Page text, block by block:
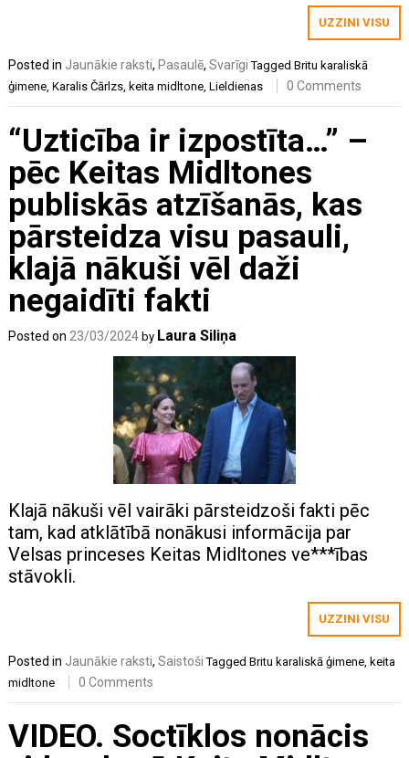
UZZINI VISU
Posted in Jaunākie raksti, Pasaulē,Svarīgi TaggedBritu karaliskā
ģimene,Karalis Čārlzs, keita midltone,Lieldienas 0 Comments
“Uzticība ir izpostīta…” –
pēc Keitas Midltones
publiskās atzīšanās, kas
pārsteidza visu pasauli,
klajā nākuši vēl daži
negaidīti fakti
Posted on 23/03/2024 by Laura Siliņa
Klajā nākuši vēl vairāki pārsteidzoši fakti pēc
tam, kad atklātībā nonākusi informācija par
Velsas princeses Keitas Midltones ve***ības
stāvokli.
UZZINI VISU
Posted in Jaunākie raksti,Saistoši TaggedBritu karaliskā ģimene ,keita
midltone
0 Comments
VIDEO. Soctīklos nonācis